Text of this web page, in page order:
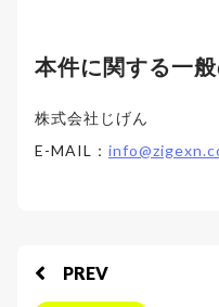
本件に関する一
株式会社じげん
E-MAIL：
PREV